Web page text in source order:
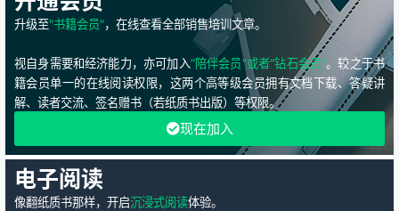
升级至"书籍会员"，在线查看全部销售培训文章。
视自身需要和经济能力，亦可加入“陪伴会员”或者“钻石会员”。较之于书
籍会员单一的在线阅读权限，这两个高等级会员拥有文档下载、答疑讲
解、读者交流、签名赠书（若纸质书出版）等权限。
现在加入
电子阅读
像翻纸质书那样，开启沉浸式阅读体验。